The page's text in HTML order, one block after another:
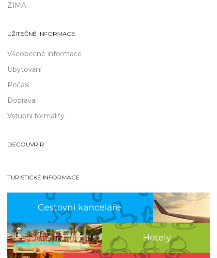
ZIMA
UŽITEČNÉ INFORMACE
Všeobecné informace
Ubytování
Počasí
Doprava
Vstupní formality
DÉCOUVRIR
TURISTICKÉ INFORMACE
Cestovní kanceláře
Hotely